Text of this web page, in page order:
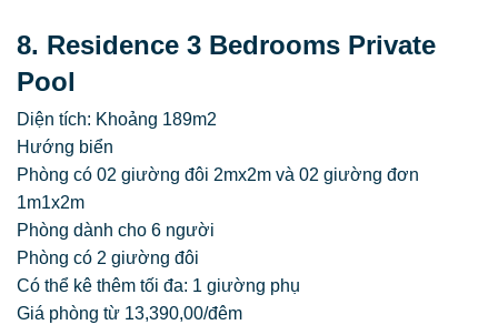
8. Residence 3 Bedrooms Private
Pool
Diện tích: Khoảng 189m2
Hướng biển
Phòng có 02 giường đôi 2mx2m và 02 giường đơn
1m1x2m
Phòng dành cho 6 người
Phòng có 2 giường đôi
Có thể kê thêm tối đa: 1 giường phụ
Giá phòng từ 13,390,00/đêm